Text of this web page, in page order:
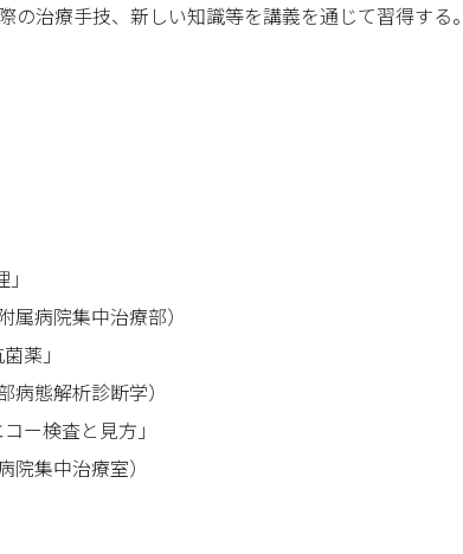
治療手技、新しい知識等を講義を通じて習得する。
病院集中治療部）
薬」
態解析診断学）
ー検査と見方」
集中治療室）